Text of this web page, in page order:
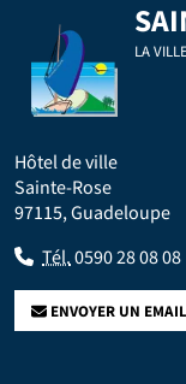
LA
Hôtel de ville
Sainte-Rose
97115, Guadeloupe
Tél.0590 28 08 08
ENVOYER UN EMAIL